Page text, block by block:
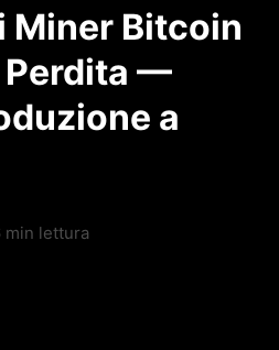
Miner Bitcoin
Perdita —
a
min lettura